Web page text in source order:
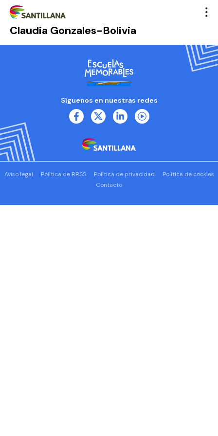
Claudia Gonzales-Bolivia
Síguenos en nuestras redes
Aviso legal Política de RRSS Política de privacidad
Política de cookies
Contacto